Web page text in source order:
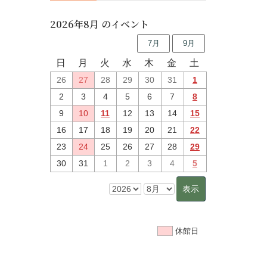
2026年8月 のイベント
7月 9月
日 月 火 水 木 金 土
26 27 28 29 30 31
1
2
3 4 5 6 7
8
9
10 11 12 13 14
15
16
17 18 19 20 21
22
23
24 25 26 27 28
29
30
31 1 2 3 4 5
休館日